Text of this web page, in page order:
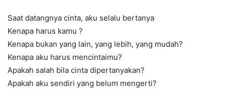
Saat datangnya cinta, aku selalu bertanya
Kenapa harus kamu ?
Kenapa bukan yang lain, yang lebih, yang mudah?
Kenapa aku harus mencintaimu?
Apakah salah bila cinta dipertanyakan?
Apakah aku sendiri yang belum mengerti?